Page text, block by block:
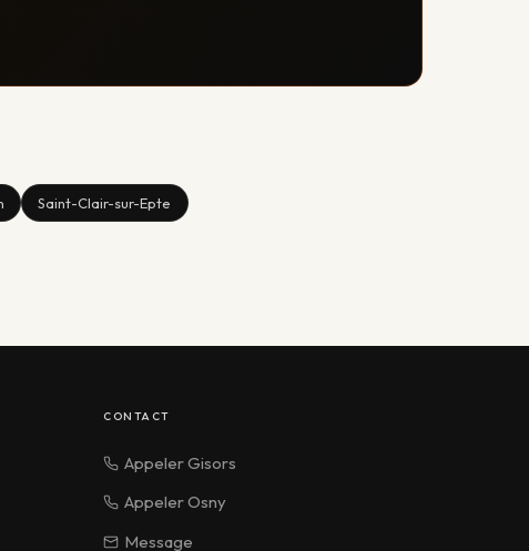
Saint-Clair-sur-Epte
CONTACT
Appeler Gisors
Appeler Osny
Message